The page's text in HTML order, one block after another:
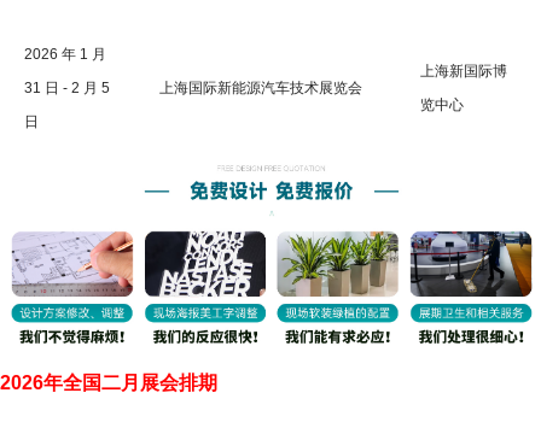
2026 年 1 月
31 日 - 2 月 5
日
上海国际新能源汽车技术展览会
上海新国际博
览中心
2026年全国二月展会排期